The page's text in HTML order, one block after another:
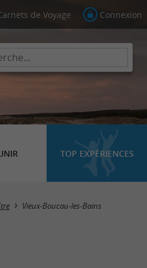
de Voyage Connexion
TOP EXPÉRIENCES
Masquer la carte
Vieux-Boucau-les-Bains